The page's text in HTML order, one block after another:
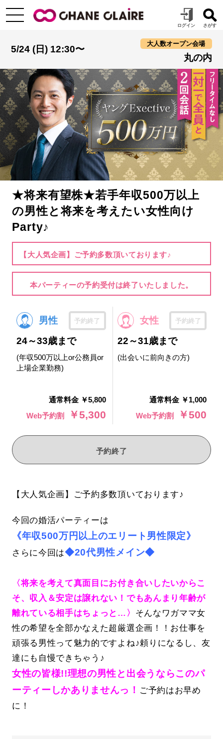
5/24 (日) 12:30〜
大人数オープン会場
丸の内
★将来有望株★若手年収500万以上
の男性と将来を考えたい女性向け
Party♪
【大人気企画】ご予約多数頂いております♪
本パーティーの予約受付は終了いたしました。
男性 予約終了
24～33歳まで
(年収500万以上or公務員or
上場企業勤務)
通常料金 ￥5,800
Web予約割
￥5,300
女性 予約終了
22～31歳まで
(出会いに前向きの方)
通常料金 ￥1,000
Web予約割
￥500
予約終了
【大人気企画】ご予約多数頂いております♪
今回の婚活パーティーは
《年収500万円以上のエリート男性限定》
さらに今回は◆20代男性メイン◆
〈将来を考えて真面目にお付き合いしたいからこ
そ、収入＆安定は譲れない！でもあんまり年齢が
離れている相手はちょっと…〉 そんなワガママ女
性の希望を全部かなえた超厳選企画！！お仕事を
頑張る男性って魅力的ですよね♪頼りになるし、友
達にも自慢できちゃう♪
女性の皆様!!理想の男性と出会うならこのパ
ーティーしかありませんっ！ ご予約はお早め
に！